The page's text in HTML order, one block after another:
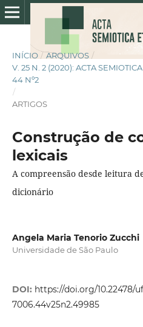
INÍCIO / ARQUIVOS /
V. 25 N. 2 (2020): ACTA
44 Nº2
/
ARTIGOS
Construção de
lexicais
A compreensão desde leitura
dicionário
Angela Maria Tenorio Zucchi
Universidade de São Paulo
DOI: https://doi.org/10.22478/
7006.44v25n2.49985